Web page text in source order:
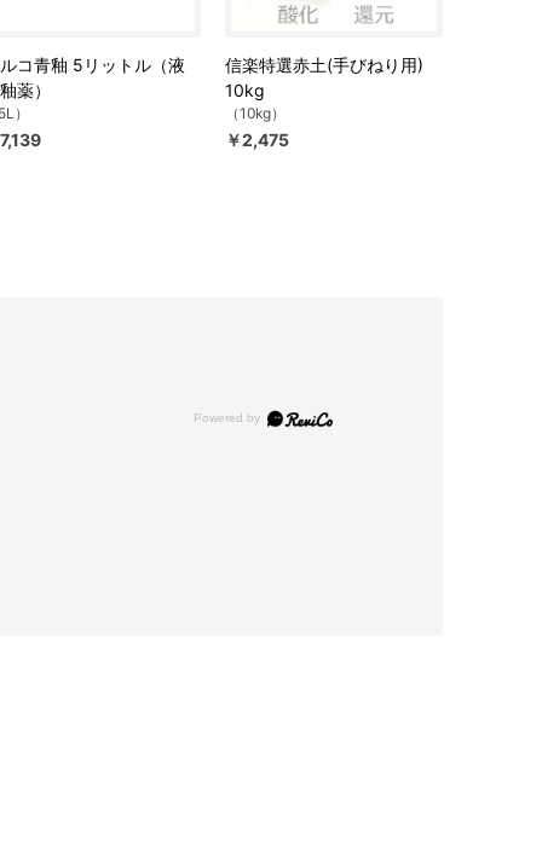
コ青釉 5リットル（液
薬）
）
信楽特選赤土(手びねり用)
10kg
（10kg）
￥2,475